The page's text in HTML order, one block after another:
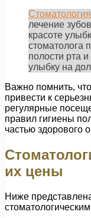
лечение
красоте
стоматолога
полости рта
улыбку на
Важно помнить,
привести к
регулярные
правил гигиены
частью здорового
их цены
Ниже